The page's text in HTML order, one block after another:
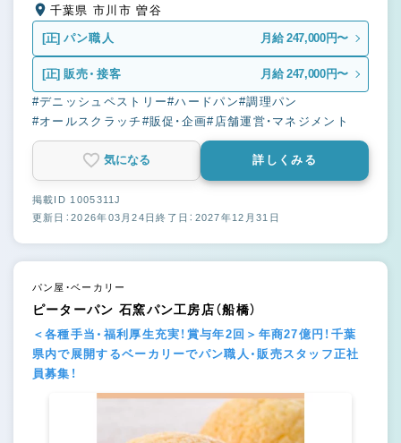
千葉県 市川市 曽谷
[正] パン職人 月給 247,000円〜
[正] 販売・接客 月給 247,000円〜
#デニッシュペストリー#ハードパン#調理パン
#オールスクラッチ #販促・企画#店舗運営・マネジメント
気になる 詳しくみる
掲載ID 1005311J
更新日：2026年03月24日終了日：2027年12月31日
パン屋・ベーカリー
ピーターパン 石窯パン工房店（船橋）
＜各種手当・福利厚生充実！賞与年2回＞年商27億円！千葉
県内で展開するベーカリーでパン職人・販売スタッフ正社
員募集！